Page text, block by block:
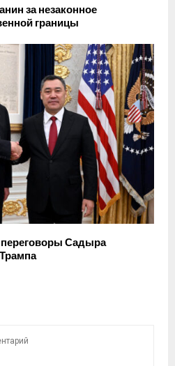
за незаконное
границы
Садыра